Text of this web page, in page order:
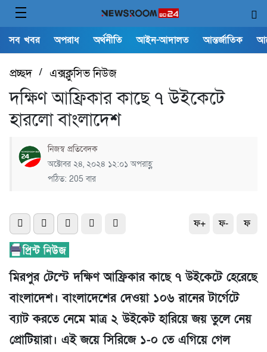
সব খবর অপরাধ অর্থনীতি আইন-আদালত আন্তর্জাতিক
প্রচ্ছদ/ এক্সক্লুসিভ নিউজ
দক্ষিণ আফ্রিকার কাছে ৭ উইকেটে
হারলো বাংলাদেশ
নিজস্ব প্রতিবেদক
অক্টোবর ২৪, ২০২৪ ১২:০১ অপরাহ্ণ
পঠিত: 205 বার
ফ+ ফ- ফ
মিরপুর টেস্টে দক্ষিণ আফ্রিকার কাছে ৭ উইকেটে হেরেছে
বাংলাদেশ। বাংলাদেশের দেওয়া ১০৬ রানের টার্গেটে
ব্যাট করতে নেমে মাত্র ২ উইকেট হারিয়ে জয় তুলে নেয়
প্রোটিয়ারা। এই জয়ে সিরিজে ১-০ তে এগিয়ে গেল